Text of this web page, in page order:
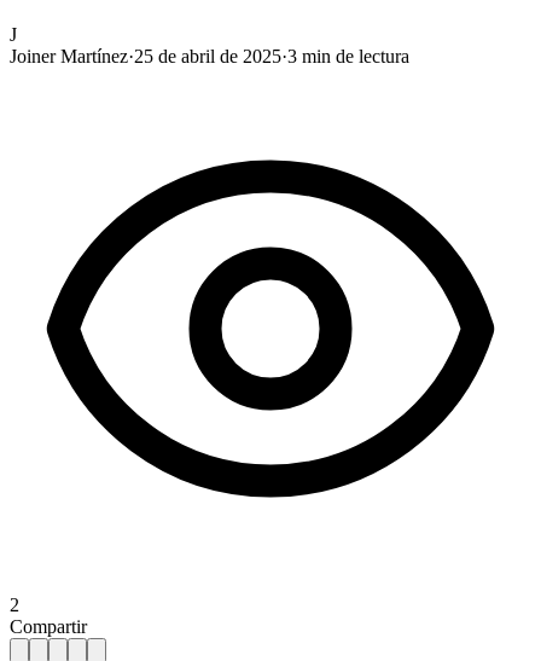
J
Joiner Martínez·25 de abril de 2025·3 min de lectura
2
Compartir